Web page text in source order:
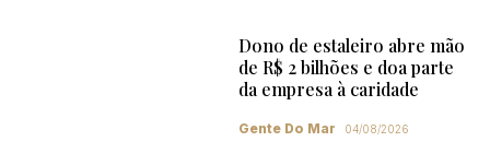
Dono de estaleiro abre mão
de R$ 2 bilhões e doa parte
da empresa à caridade
Gente Do Mar 04/08/2026